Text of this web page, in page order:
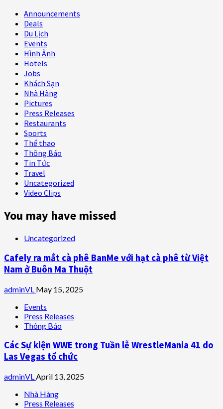
Announcements
Deals
Du Lịch
Events
Hình Ảnh
Hotels
Jobs
Khách Sạn
Nhà Hàng
Pictures
Press Releases
Restaurants
Sports
Thể thao
Thông Báo
Tin Tức
Travel
Uncategorized
Video Clips
You may have missed
Uncategorized
Cafely ra mắt cà phê BanMe với hạt cà phê từ Việt
Nam ở Buôn Ma Thuột
adminVL May 15, 2025
Events
Press Releases
Thông Báo
Các Sự kiện WWE trong Tuần lễ WrestleMania 41 do
Las Vegas tổ chức
adminVLApril 13, 2025
Nhà Hàng
Press Releases